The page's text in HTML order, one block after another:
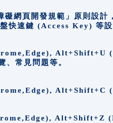
礙網頁開發規範」原則設
快速鍵 (Access Key) 等設
Alt+Shift+U
、常見問題等。
Alt+Shift+C
Alt+Shift+Z